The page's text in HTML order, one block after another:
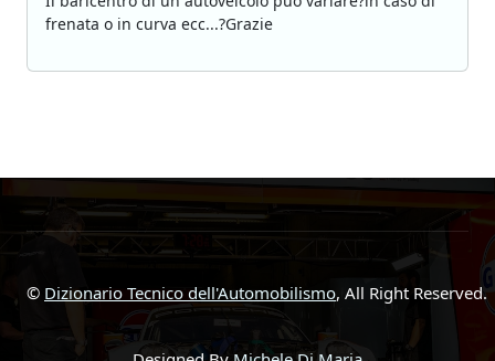
frenata o in curva ecc...?Grazie
© Dizionario Tecnico dell'Automobilismo, All Right Reserved.